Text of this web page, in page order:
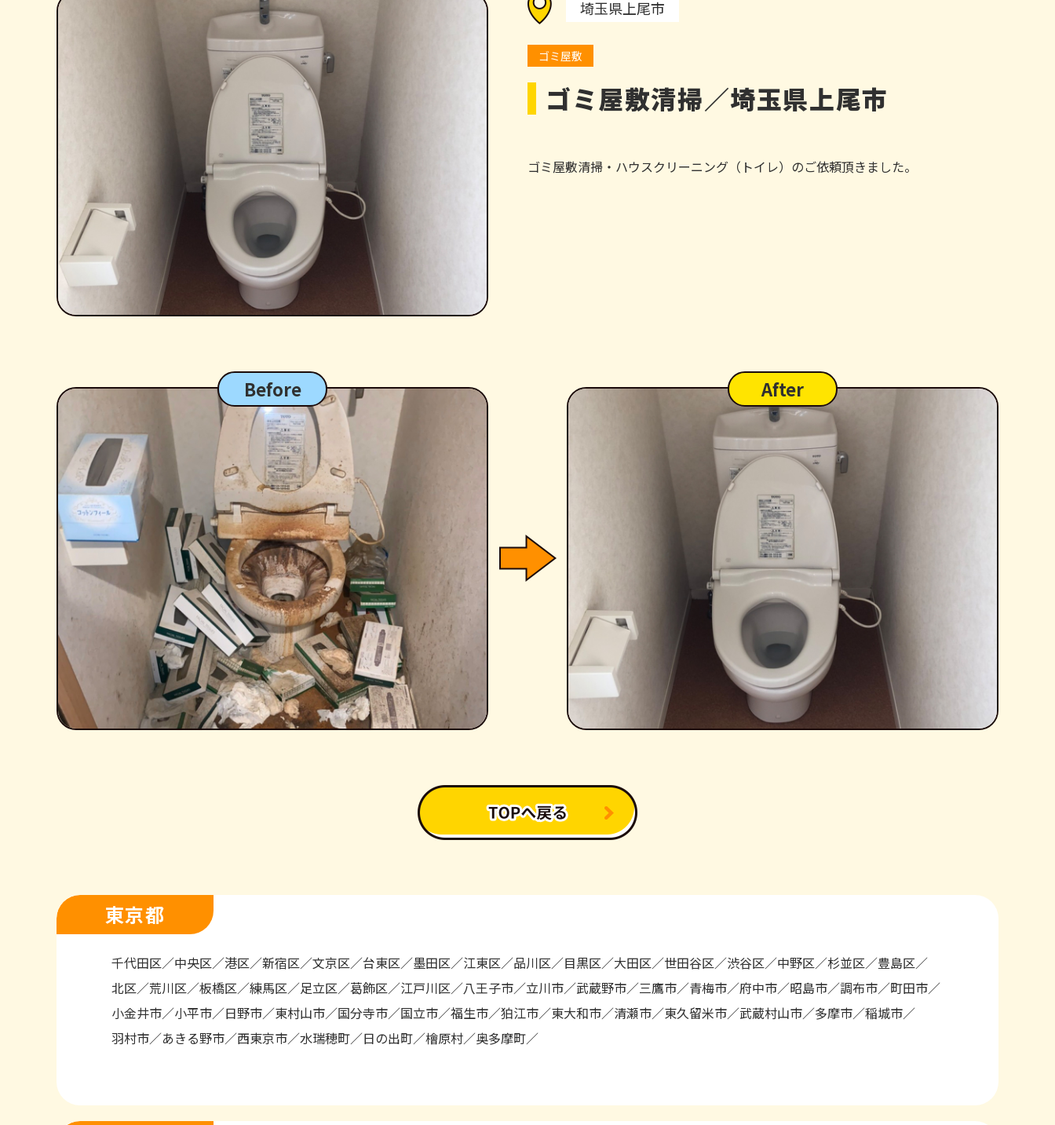
埼玉県上尾市
ゴミ屋敷
ゴミ屋敷清掃／埼玉県上尾市
ゴミ屋敷清掃・ハウスクリーニング（トイレ）のご依頼頂きました。
Before After
東京都
千代田区 中央区 港区 新宿区 文京区 台東区 墨田区 江東区 品川区 目黒区 大田区 世田谷区 渋谷区 中野区 杉並区
豊島区
北区
荒川区 板橋区 練馬区 足立区 葛飾区 江戸川区 八王子市 立川市 武蔵野市 三鷹市 青梅市 府中市 昭島市 調布市
町田市
小金井市
小平市 日野市 東村山市 国分寺市 国立市 福生市 狛江市 東大和市 清瀬市 東久留米市 武蔵村山市 多摩市
稲城市
羽村市
あきる野市 西東京市 水瑞穂町 日の出町 檜原村 奥多摩町